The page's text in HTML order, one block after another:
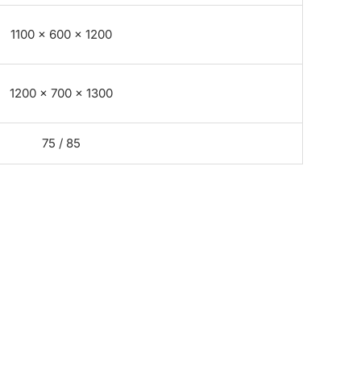
1100 × 600 × 1200
1200 × 700 × 1300
75 / 85